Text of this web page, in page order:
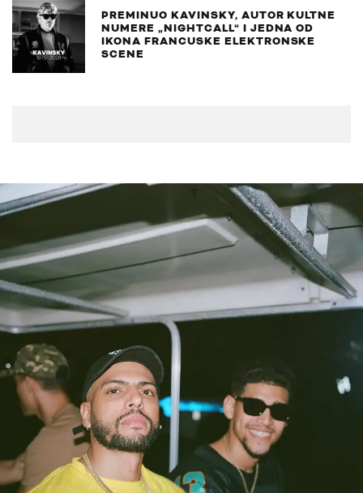
PREMINUO KAVINSKY, AUTOR KULTNE
NUMERE „NIGHTCALL“ I JEDNA OD
IKONA FRANCUSKE ELEKTRONSKE
SCENE